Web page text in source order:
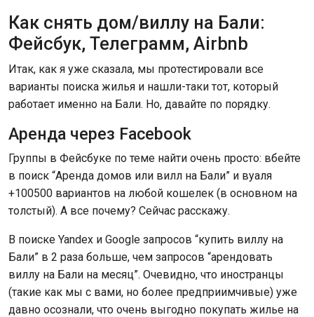
Как снять дом/виллу на Бали:
Фейсбук, Телеграмм, Airbnb
Итак, как я уже сказала, мы протестировали все
варианты поиска жилья и нашли-таки тот, который
работает именно на Бали. Но, давайте по порядку.
Аренда через Facebook
Группы в Фейсбуке по теме найти очень просто: вбейте
в поиск “Аренда домов или вилл на Бали” и вуаля
+100500 вариантов на любой кошелек (в основном на
толстый). А все почему? Сейчас расскажу.
В поиске Yandex и Google запросов “купить виллу на
Бали” в 2 раза больше, чем запросов “арендовать
виллу на Бали на месяц”. Очевидно, что иностранцы
(такие как мы с вами, но более предприимчивые) уже
давно осознали, что очень выгодно покупать жилье на